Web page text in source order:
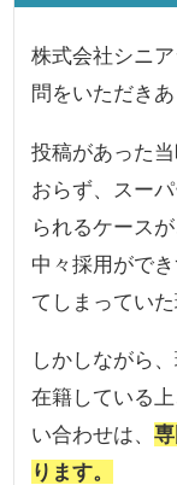
株式会社シニ
問をいただき
投稿があった
おらず、スー
られるケース
中々採用がで
てしまってい
しかしながら
在籍している
い合わせは、
ります。